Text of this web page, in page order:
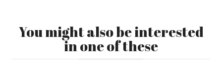
You might also be interested
in one of these